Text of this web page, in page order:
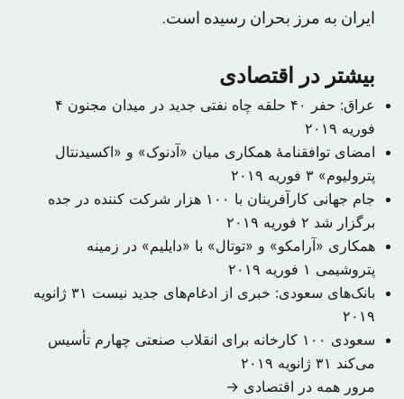
ایران به مرز بحران رسیده است.
بیشتر در اقتصادی
عراق: حفر ۴۰ حلقه چاه نفتی جدید در میدان مجنون
۴
فوریه ۲۰۱۹
امضای توافقنامهٔ همکاری میان «آدنوک» و «اکسیدنتال
پترولیوم» ۳ فوریه ۲۰۱۹
جام جهانی کارآفرینان با ۱۰۰ هزار شرکت کننده در جده
برگزار شد ۲ فوریه ۲۰۱۹
همکاری «آرامکو» و «توتال» با «دایلیم» در زمینه
پتروشیمی ۱ فوریه ۲۰۱۹
بانک‌های سعودی: خبری از ادغام‌های جدید نیست
۳۱ ژانویه
۲۰۱۹
سعودی ۱۰۰ کارخانه برای انقلاب صنعتی چهارم تأسیس
می‌کند ۳۱ ژانویه ۲۰۱۹
مرور همه در اقتصادی →